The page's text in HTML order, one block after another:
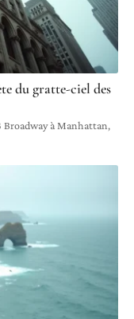
du gratte-ciel des
Broadway à Manhattan,